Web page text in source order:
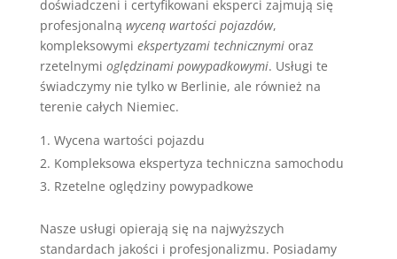
doświadczeni i certyfikowani eksperci zajmują się
profesjonalną wyceną wartości pojazdów,
kompleksowymi ekspertyzami technicznymioraz
rzetelnymi oględzinami powypadkowymi. Usługi te
świadczymy nie tylko w Berlinie, ale również na
terenie całych Niemiec.
Wycena wartości pojazdu
Kompleksowa ekspertyza techniczna samochodu
Rzetelne oględziny powypadkowe
Nasze usługi opierają się na najwyższych
standardach jakości i profesjonalizmu. Posiadamy